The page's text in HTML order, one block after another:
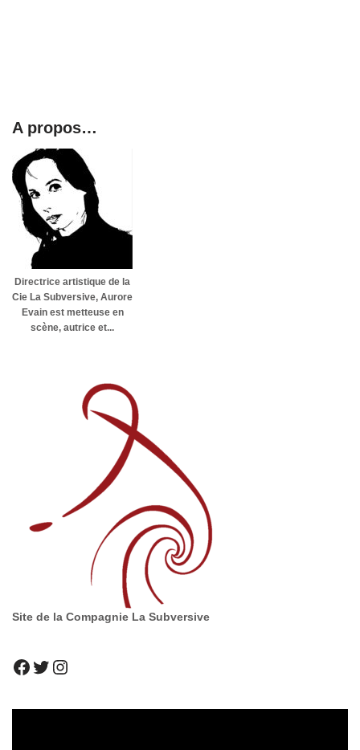
A propos…
Directrice artistique de la
Cie La Subversive, Aurore
Evain est metteuse en
scène, autrice et...
Site de la Compagnie La Subversive